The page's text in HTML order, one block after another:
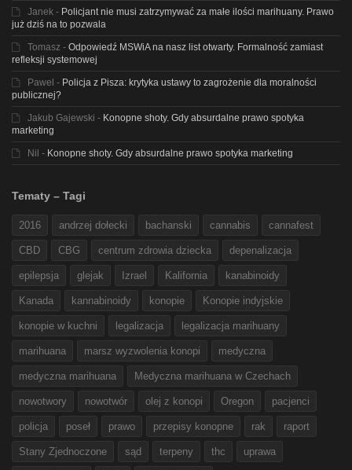
Janek - Policjant nie musi zatrzymywać za małe ilości marihuany. Prawo
już dziś na to pozwala
Tomasz - Odpowiedź MSWiA na nasz list otwarty. Formalność zamiast
refleksji systemowej
Pawel - Policja z Pisza: krytyka ustawy to zagrożenie dla moralności
publicznej?
Jakub Gajewski - Konopne shoty. Gdy absurdalne prawo spotyka
marketing
Nil - Konopne shoty. Gdy absurdalne prawo spotyka marketing
Tematy – Tagi
2016 andrzej dołecki bachanski cannabis cannafest
CBD CBG centrum zdrowia dziecka depenalizacja
epilepsja glejak Izrael Kalifornia kanabinoidy
Kanada kannabinoidy konopie Konopie indyjskie
konopie w kuchni legalizacja legalizacja marihuany
marihuana marsz wyzwolenia konopi medyczna
medyczna marihuana Medyczna marihuana w Czechach
nowotwory nowotwór olej z konopi Oregon pacjenci
policja poseł prawo przepisy konopne rak raport
Stany Zjednoczone sąd terpeny thc uprawa